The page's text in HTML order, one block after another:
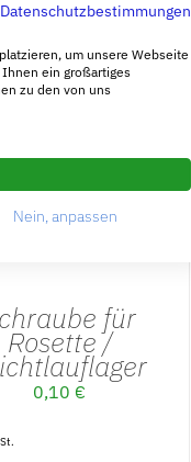
für
Rosette /
0,10 €
Datenschutzbestimmungen
um unsere Webseite
ein großartiges
zu den von uns
Nein, anpassen